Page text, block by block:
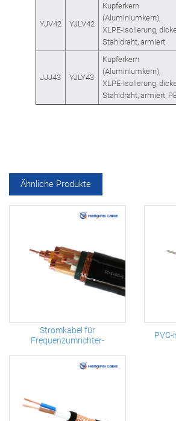
YJV42 YJLV42
Kupferkern
(Aluminiumkern),
XLPE-Isolierung,
Stahldraht, armiert
JJJ43 YJLY43
Kupferkern
(Aluminiumkern),
XLPE-Isolierung,
Stahldraht, armiert,
Ähnliche Produkte
Stromkabel für
Frequenzumrichter-